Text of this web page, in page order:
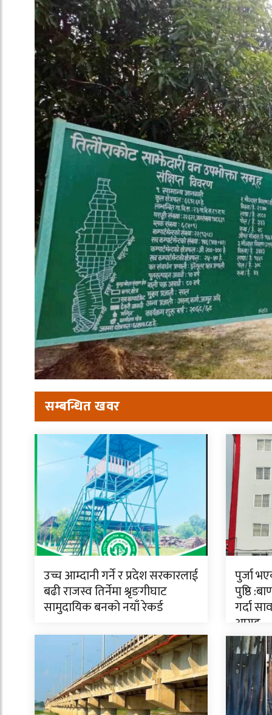
सम्बन्धित खवर
उच्च आम्दानी गर्ने र प्रदेश सरकारलाई
बढी राजस्व तिर्नेमा श्रृङगीघाट
सामुदायिक बनको नयाँ रेकर्ड
पुर्जा
पुष्ठि
गर्दा
आग्रह